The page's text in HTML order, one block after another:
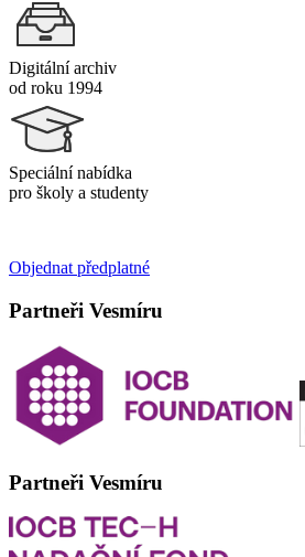
Digitální archiv
od roku 1994
Speciální nabídka
pro školy a studenty
Objednat předplatné
Partneři Vesmíru
Partneři Vesmíru